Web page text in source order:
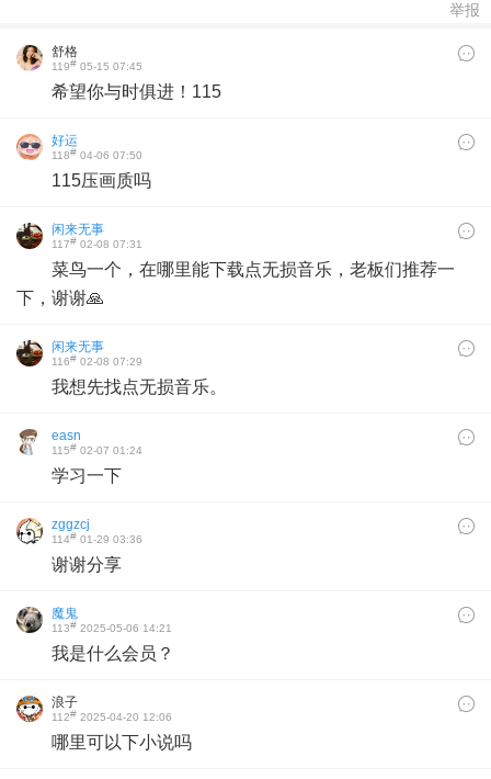
举报
舒格
119# 05-15 07:45
希望你与时俱进！115
好运
118# 04-06 07:50
115压画质吗
闲来无事
117# 02-08 07:31
菜鸟一个，在哪里能下载点无损音乐，老板们推荐一
下，谢谢🙏
闲来无事
116# 02-08 07:29
我想先找点无损音乐。
easn
115# 02-07 01:24
学习一下
zggzcj
114# 01-29 03:36
谢谢分享
魔鬼
113# 2025-05-06 14:21
我是什么会员？
浪子
112# 2025-04-20 12:06
哪里可以下小说吗